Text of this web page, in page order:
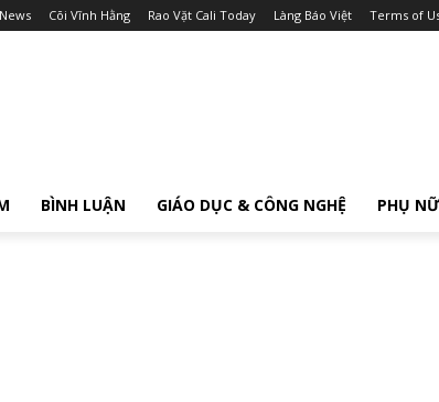
Cõi Vĩnh Hằng Rao Vặt Cali Today Làng Báo Việt Terms of
BÌNH LUẬN GIÁO DỤC & CÔNG NGHỆ PHỤ NỮ